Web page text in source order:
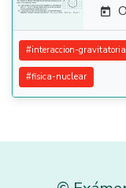

#interaccion-gravitatoria
#fisica-nuclear